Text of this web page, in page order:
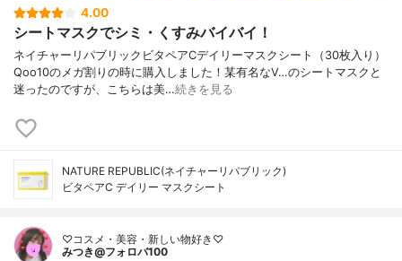
4.00
シートマスクでシミ・くすみバイバイ！
ネイチャーリパブリックビタペアCデイリーマスクシート（30枚入り）
Qoo10のメガ割りの時に購入しました！某有名なV…のシートマスクと
迷ったのですが、こちらは美…続きを見る
NATURE REPUBLIC(ネイチャーリパブリック)
ビタペアC デイリー マスクシート
♡コスメ・美容・新しい物好き♡
みつき@フォロバ100